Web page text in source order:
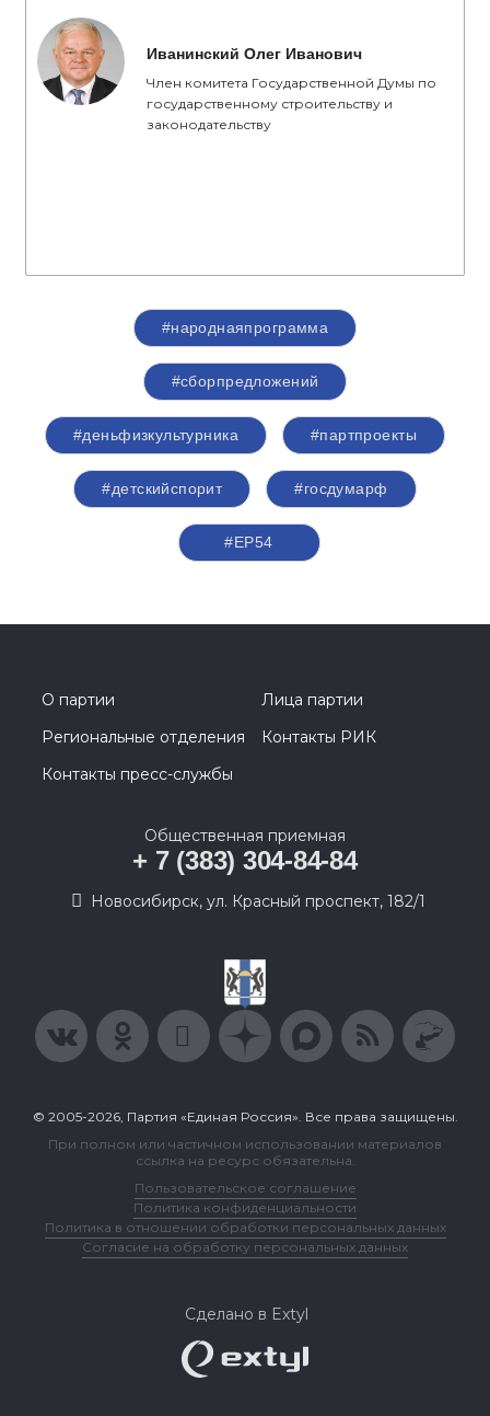
Иванинский Олег Иванович
Член комитета Государственной Думы по
государственному строительству и
законодательству
#народнаяпрограмма
#сборпредложений
#деньфизкультурника #партпроекты
#детскийспорит #госдумарф
#ЕР54
О партии
Лица партии
Региональные отделения
Контакты РИК
Контакты пресс-службы
Общественная приемная
+ 7 (383) 304-84-84
Новосибирск, ул. Красный проспект, 182/1
© 2005-2026, Партия «Единая Россия». Все права защищены.
При полном или частичном использовании материалов
ссылка на ресурс обязательна.
Пользовательское соглашение
Политика конфиденциальности
Политика в отношении обработки персональных данных
Согласие на обработку персональных данных
Сделано в Extyl